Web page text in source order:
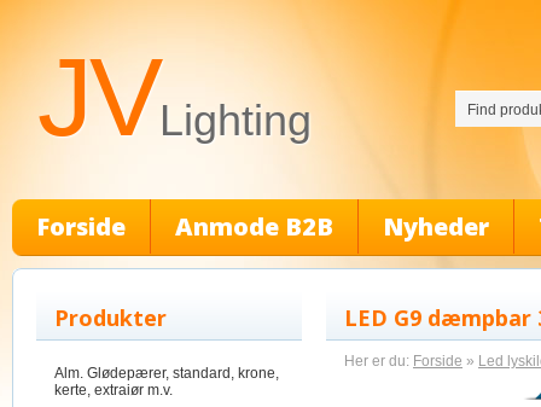
JVLighting
Forside Anmode B2B Nyheder
Produkter
Alm. Glødepærer, standard, krone,
kerte, extraiør m.v.
LED G9 dæmpbar
Her er du: Forside » Led